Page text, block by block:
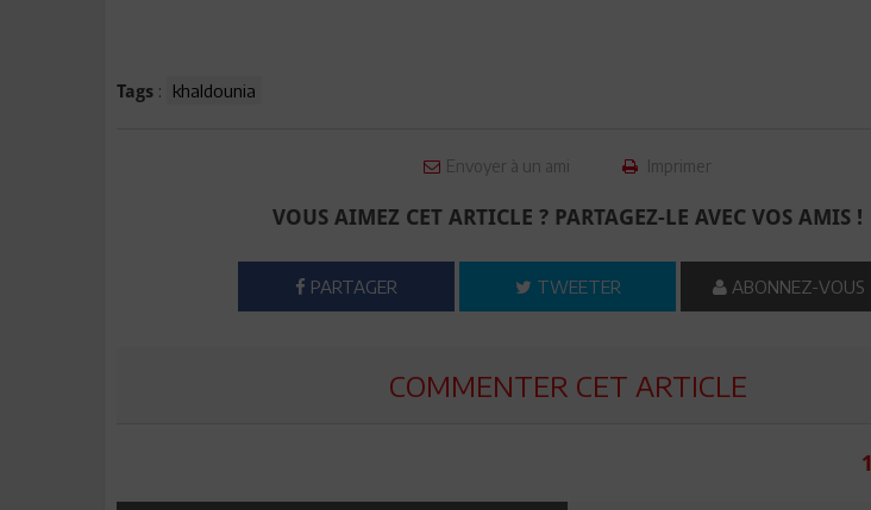
Tags : khaldounia
Envoyer à un ami Imprimer
VOUS AIMEZ CET ARTICLE ? PARTAGEZ-LE AVEC VOS AMIS !
PARTAGER TWEETER ABONNEZ-VOUS
COMMENTER CET ARTICLE
1